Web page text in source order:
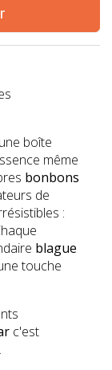
boîte
même
bonbons
de
:
blague
touche
c'est